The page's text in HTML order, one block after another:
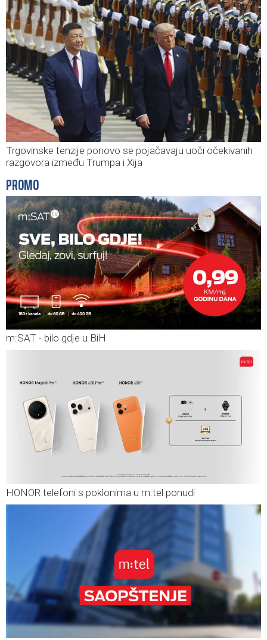
Trgovinske tenzije ponovo se pojačavaju uoči očekivanih
razgovora između Trumpa i Xija
PROMO
m:SAT - bilo gdje u BiH
HONOR telefoni s poklonima u m:tel ponudi